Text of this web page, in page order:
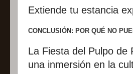
Extiende tu estancia
CONCLUSIÓN: POR QUÉ NO
La Fiesta del Pulpo de
una inmersión en la